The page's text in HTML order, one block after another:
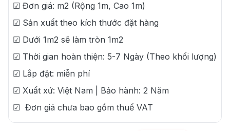
☑ Đơn giá: m2 (Rộng 1m, Cao 1m)
☑ Sản xuất theo kích thước đặt hàng
☑ Dưới 1m2 sẽ làm tròn 1m2
☑ Thời gian hoàn thiện: 5-7 Ngày (Theo khối lượng)
☑ Lắp đặt: miễn phí
☑ Xuất xứ: Việt Nam | Bảo hành: 2 Năm
☑ Đơn giá chưa bao gồm thuế VAT